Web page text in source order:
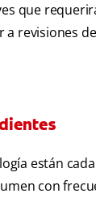
que
revisiones
están
con